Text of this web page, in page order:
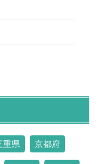
重県 京都府